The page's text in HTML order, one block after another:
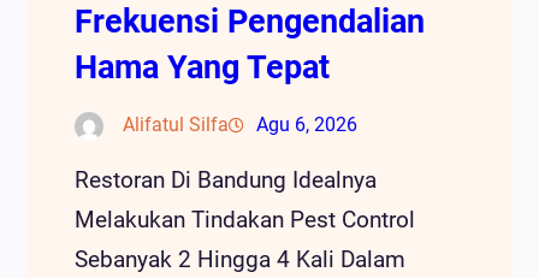
Frekuensi Pengendalian
Hama Yang Tepat
Alifatul Silfa Agu 6, 2026
Restoran Di Bandung Idealnya
Melakukan Tindakan Pest Control
Sebanyak 2 Hingga 4 Kali Dalam